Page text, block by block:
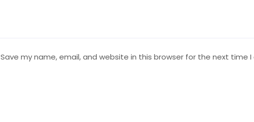
Save my name, email, and website in this browser for the next time